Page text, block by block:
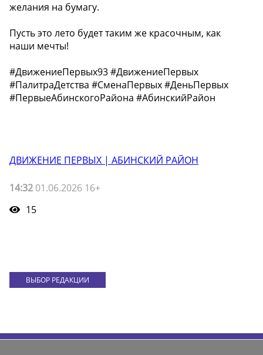
желания на бумагу.
Пусть это лето будет таким же красочным, как
наши мечты!
#ДвижениеПервых93 #ДвижениеПервых
#ПалитраДетства #СменаПервых #ДеньПервых
#ПервыеАбинскогоРайона #АбинскийРайон
ДВИЖЕНИЕ ПЕРВЫХ | АБИНСКИЙ РАЙОН
14:32 01.06.2026 16+
15
ВЫБОР РЕДАКЦИИ